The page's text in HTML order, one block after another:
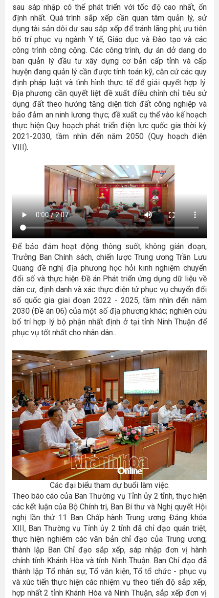
sau sáp nhập có thể phát triển với tốc độ cao nhất, ổn
định nhất. Quá trình sắp xếp cần quan tâm quản lý, sử
dụng tài sản dôi dư sau sắp xếp để tránh lãng phí; ưu tiên
bố trí phục vụ ngành Y tế, Giáo dục và Đào tạo và các
công trình công cộng. Các công trình, dự án dở dang do
ban quản lý đầu tư xây dựng cơ bản cấp tỉnh và cấp
huyện đang quản lý cần được tính toán kỹ, căn cứ các quy
định pháp luật và tình hình thực tế để giải quyết hợp lý.
Địa phương cần quyết liệt đề xuất điều chỉnh chỉ tiêu sử
dụng đất theo hướng tăng diện tích đất công nghiệp và
bảo đảm an ninh lương thực; đề xuất cụ thể vào kế hoạch
thực hiện Quy hoạch phát triển điện lực quốc gia thời kỳ
2021-2030, tầm nhìn đến năm 2050 (Quy hoạch điện
VIII).
Để bảo đảm hoạt động thông suốt, không gián đoạn,
Trưởng Ban Chính sách, chiến lược Trung ương Trần Lưu
Quang đề nghị địa phương học hỏi kinh nghiệm chuyển
đổi số và thực hiện Đề án Phát triển ứng dụng dữ liệu về
dân cư, định danh và xác thực điện tử phục vụ chuyển đổi
số quốc gia giai đoạn 2022 - 2025, tầm nhìn đến năm
2030 (Đề án 06) của một số địa phương khác; nghiên cứu
bố trí hợp lý bộ phận nhất định ở tại tỉnh Ninh Thuận để
phục vụ tốt nhất cho nhân dân…
Các đại biểu tham dự buổi làm việc.
Theo báo cáo của Ban Thường vụ Tỉnh ủy 2 tỉnh, thực hiện
các kết luận của Bộ Chính trị, Ban Bí thư và Nghị quyết Hội
nghị lần thứ 11 Ban Chấp hành Trung ương Đảng khóa
XIII, Ban Thường vụ Tỉnh ủy 2 tỉnh đã chỉ đạo quán triệt,
thực hiện nghiêm các văn bản chỉ đạo của Trung ương;
thành lập Ban Chỉ đạo sắp xếp, sáp nhập đơn vị hành
chính tỉnh Khánh Hòa và tỉnh Ninh Thuận. Ban Chỉ đạo đã
thành lập Tổ nhân sự, Tổ văn kiện, Tổ tổ chức - phục vụ
và xúc tiến thực hiện các nhiệm vụ theo tiến độ sắp xếp,
hợp nhất 2 tỉnh Khánh Hòa và Ninh Thuận, sắp xếp đơn vị